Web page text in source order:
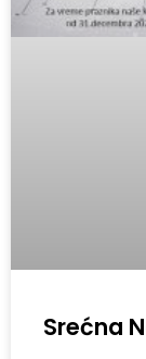
Srećna